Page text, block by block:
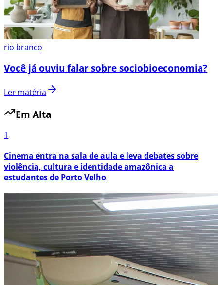
rio branco
Você já ouviu falar sobre sociobioeconomia?
Ler matéria
Em Alta
1
Cinema entra na sala de aula e leva debates sobre
violência, cultura e identidade amazônica a
estudantes de Porto Velho